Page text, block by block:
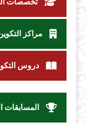
تخصصات
مراكز
دروس
المسابقات